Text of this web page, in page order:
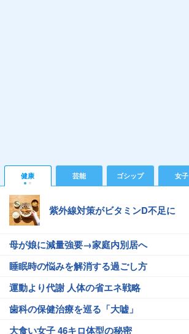
健康 芸能 ゴシップ 女子
紫外線対策がビタミンD不足に
母が娘に減量強要→家庭内別居へ
睡眠時の悩みを解消する過ごし方
運動より代謝 人体の省エネ戦略
歯科の保健治療を巡る「大嘘」
大食い女子 46キロ体型の秘密